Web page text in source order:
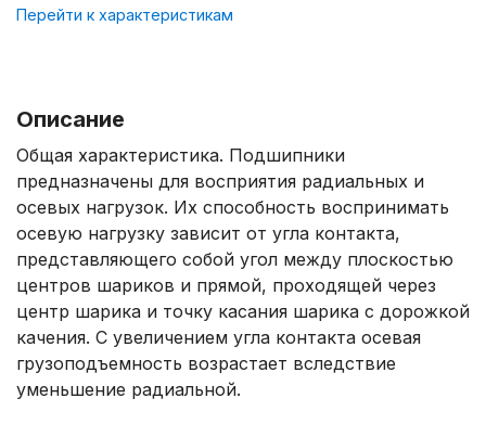
Перейти к характеристикам
Описание
Общая характеристика. Подшипники
предназначены для восприятия радиальных и
осевых нагрузок. Их способность воспринимать
осевую нагрузку зависит от угла контакта,
представляющего собой угол между плоскостью
центров шариков и прямой, проходящей через
центр шарика и точку касания шарика с дорожкой
качения. С увеличением угла контакта осевая
грузоподъемность возрастает вследствие
уменьшение радиальной.